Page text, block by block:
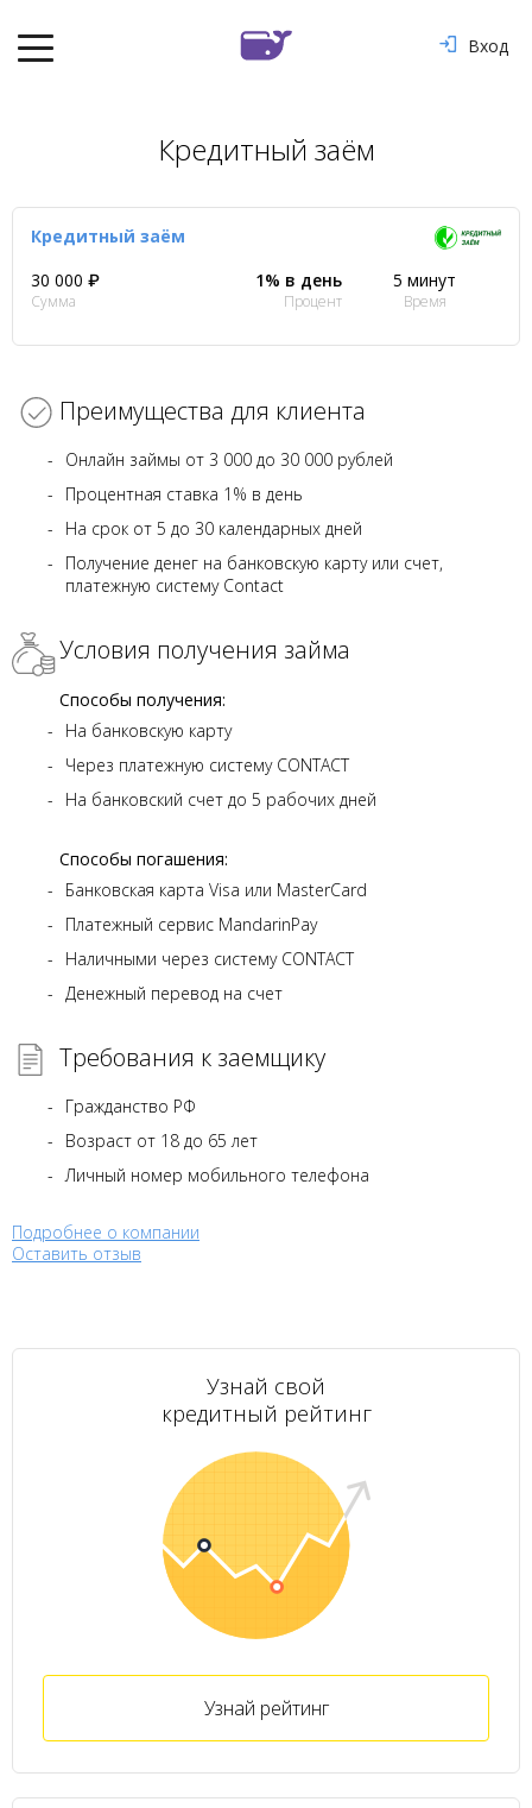
Вход
Кредитный заём
Кредитный заём
30 000 ₽
Сумма
1% в день
Процент
5 минут
Время
Преимущества для клиента
Онлайн займы от 3 000 до 30 000 рублей
Процентная ставка 1% в день
На срок от 5 до 30 календарных дней
Получение денег на банковскую карту или счет,
платежную систему Contact
Условия получения займа
Способы получения:
На банковскую карту
Через платежную систему CONTACT
На банковский счет до 5 рабочих дней
Способы погашения:
Банковская карта Visa или MasterCard
Платежный сервис MandarinPay
Наличными через систему CONTACT
Денежный перевод на счет
Требования к заемщику
Гражданство РФ
Возраст от 18 до 65 лет
Личный номер мобильного телефона
Подробнее о компании
Оставить отзыв
Узнай свой
кредитный рейтинг
Узнай рейтинг